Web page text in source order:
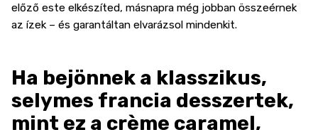
előző este elkészíted, másnapra még jobban összeérnek
az ízek – és garantáltan elvarázsol mindenkit.
Ha bejönnek a klasszikus,
selymes francia desszertek,
mint ez a crème caramel,